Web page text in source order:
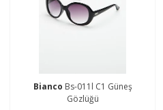
Bianco Bs-011l C1 Güneş
Gözlüğü